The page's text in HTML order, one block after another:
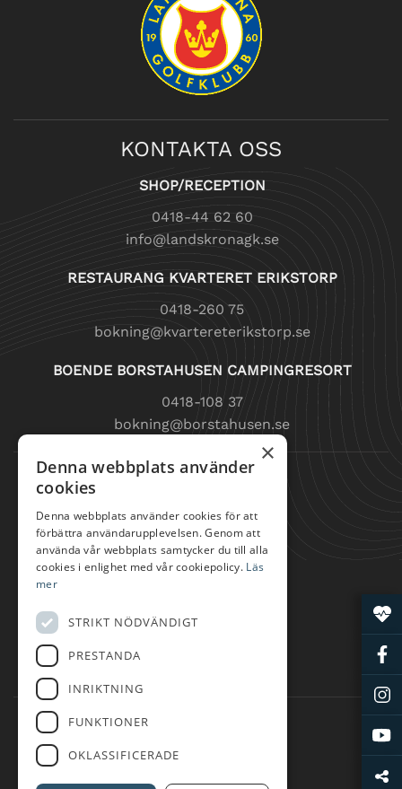
KONTAKTA OSS
SHOP/RECEPTION
0418-44 62 60
info@landskronagk.se
RESTAURANG KVARTERET ERIKSTORP
0418-260 75
bokning@kvartereterikstorp.se
BOENDE BORSTAHUSEN CAMPINGRESORT
0418-108 37
bokning@borstahusen.se
SNABBLÄNKAR
SPELA GOLF
TRÄNA GOLF
ÄTA
SHOP
×
Denna webbplats använder
cookies
Denna webbplats använder cookies för att
förbättra användarupplevelsen. Genom att
använda vår webbplats samtycker du till alla
cookies i enlighet med vår cookiepolicy. Läs
mer
STRIKT NÖDVÄNDIGT
PRESTANDA
INRIKTNING
FUNKTIONER
OKLASSIFICERADE